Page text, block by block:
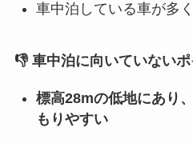
車中泊している車が多
👎 車中泊に向いていないポ
標高28mの低地にあり
もりやすい